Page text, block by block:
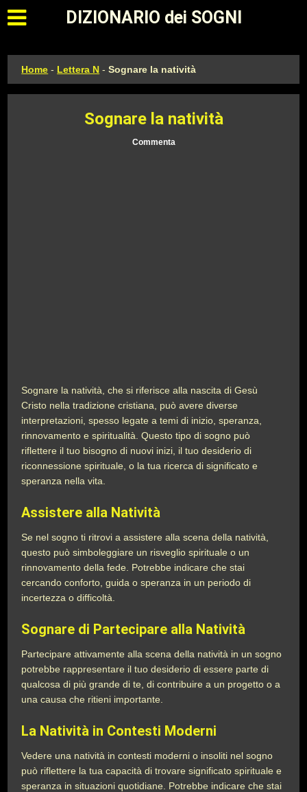
Apri il menu principale
DIZIONARIO dei SOGNI
Home - Lettera N -Sognare la natività
Sognare la natività
Commenta
Sognare la natività, che si riferisce alla nascita di Gesù
Cristo nella tradizione cristiana, può avere diverse
interpretazioni, spesso legate a temi di inizio, speranza,
rinnovamento e spiritualità. Questo tipo di sogno può
riflettere il tuo bisogno di nuovi inizi, il tuo desiderio di
riconnessione spirituale, o la tua ricerca di significato e
speranza nella vita.
Assistere alla Natività
Se nel sogno ti ritrovi a assistere alla scena della natività,
questo può simboleggiare un risveglio spirituale o un
rinnovamento della fede. Potrebbe indicare che stai
cercando conforto, guida o speranza in un periodo di
incertezza o difficoltà.
Sognare di Partecipare alla Natività
Partecipare attivamente alla scena della natività in un sogno
potrebbe rappresentare il tuo desiderio di essere parte di
qualcosa di più grande di te, di contribuire a un progetto o a
una causa che ritieni importante.
La Natività in Contesti Moderni
Vedere una natività in contesti moderni o insoliti nel sogno
può riflettere la tua capacità di trovare significato spirituale e
speranza in situazioni quotidiane. Potrebbe indicare che stai